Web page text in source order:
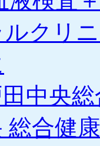
クリ
中央
総合健